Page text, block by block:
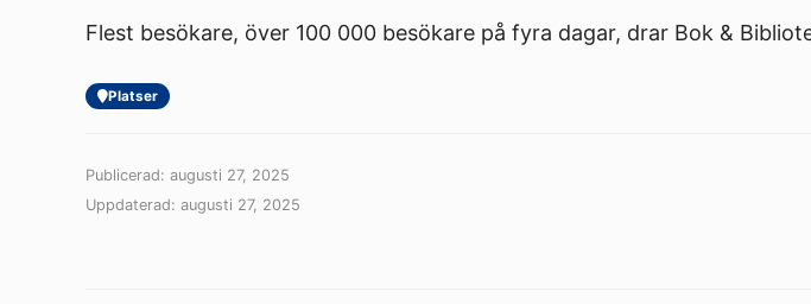
Flest besökare, över 100 000 besökare på fyra dagar, drar Bok &
Platser
Publicerad: augusti 27, 2025
Uppdaterad: augusti 27, 2025